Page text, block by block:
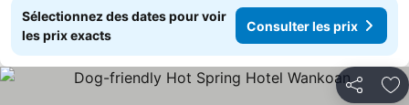
Sélectionnez des dates pour voir
les prix exacts
Consulter les prix
Partager